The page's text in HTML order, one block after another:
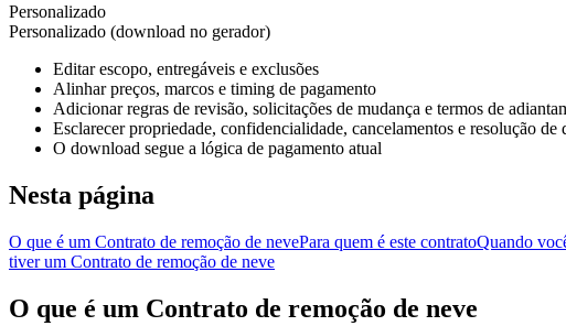
Personalizado
Personalizado (download no gerador)
Editar escopo, entregáveis e exclusões
Alinhar preços, marcos e timing de pagamento
Adicionar regras de revisão, solicitações de mudança e termos de
Esclarecer propriedade, confidencialidade, cancelamentos e resolução de
O download segue a lógica de pagamento atual
Nesta página
O que é um Contrato de remoção de nevePara quem é este contratoQuando
tiver um Contrato de remoção de neve
O que é um Contrato de remoção de neve